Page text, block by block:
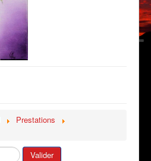
Prestations
Valider